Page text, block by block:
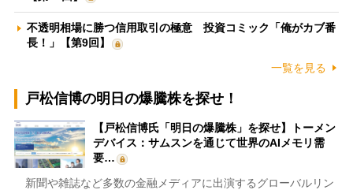
不透明相場に勝つ信用取引の極意 投資コミック「俺がカブ番
長！」【第9回】
一覧を見る
戸松信博の明日の爆騰株を探せ！
【戸松信博氏「明日の爆騰株」を探せ】トーメン
デバイス：サムスンを通じて世界のAIメモリ需
要…
新聞や雑誌など多数の金融メディアに出演するグローバルリン